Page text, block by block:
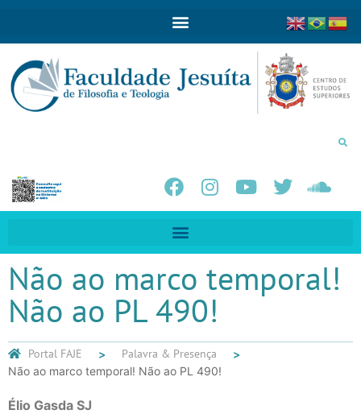
Não ao marco temporal!
Não ao PL 490!
Portal FAJE Palavra & Presença
Não ao marco temporal! Não ao PL 490!
Élio Gasda SJ